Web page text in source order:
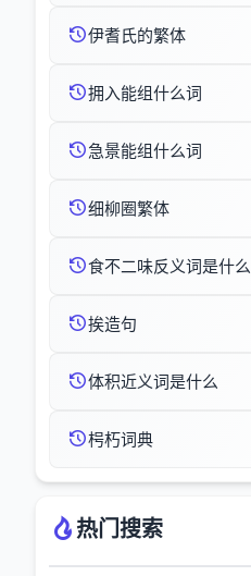
伊耆氏的繁体
拥入能组什么词
急景能组什么词
细柳圈繁体
食不二味反义词是什么
挨造句
体积近义词是什么
枵朽词典
热门搜索